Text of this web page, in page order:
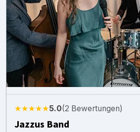
★★★★★5.0(2 Bewertungen)
Jazzus Band